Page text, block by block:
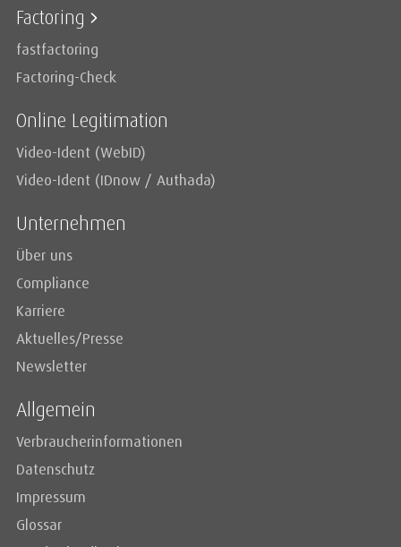
Factoring
fastfactoring
Factoring-Check
Online Legitimation
Video-Ident (WebID)
Video-Ident (IDnow / Authada)
Unternehmen
Über uns
Compliance
Karriere
Aktuelles/Presse
Newsletter
Allgemein
Verbraucherinformationen
Datenschutz
Impressum
Glossar